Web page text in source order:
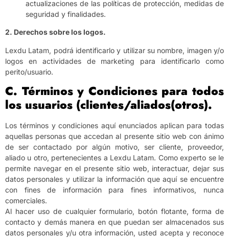
actualizaciones de las políticas de protección, medidas de
seguridad y finalidades.
2. Derechos sobre los logos.
Lexdu Latam, podrá identificarlo y utilizar su nombre, imagen y/o
logos en actividades de marketing para identificarlo como
perito/usuario.
C. Términos y Condiciones para todos
los usuarios (clientes/aliados(otros).
Los términos y condiciones aquí enunciados aplican para todas
aquellas personas que accedan al presente sitio web con ánimo
de ser contactado por algún motivo, ser cliente, proveedor,
aliado u otro, pertenecientes a Lexdu Latam. Como experto se le
permite navegar en el presente sitio web, interactuar, dejar sus
datos personales y utilizar la información que aquí se encuentre
con fines de información para fines informativos, nunca
comerciales.
Al hacer uso de cualquier formulario, botón flotante, forma de
contacto y demás manera en que puedan ser almacenados sus
datos personales y/u otra información, usted acepta y reconoce